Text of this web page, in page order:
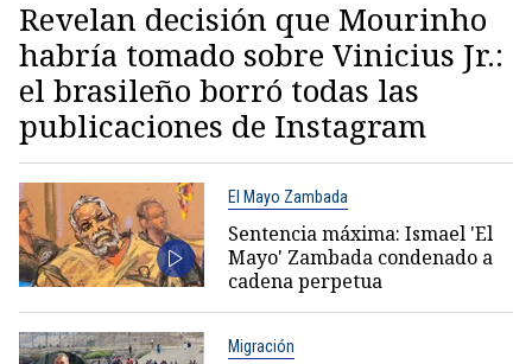
Revelan decisión que Mourinho
habría tomado sobre Vinicius Jr.:
el brasileño borró todas las
publicaciones de Instagram
El Mayo Zambada
Sentencia máxima: Ismael 'El
Mayo' Zambada condenado a
cadena perpetua
Migración